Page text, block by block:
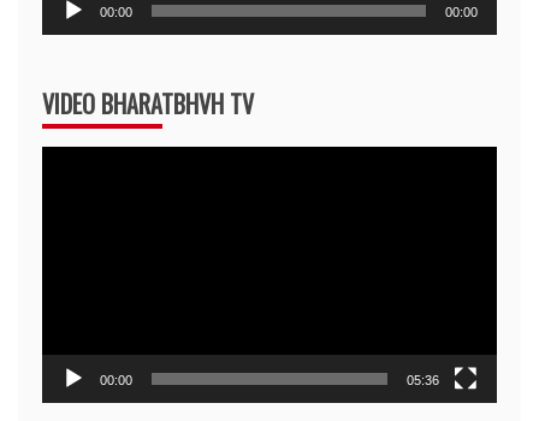
Player
00:00 00:00
VIDEO BHARATBHVH TV
00:00 05:36